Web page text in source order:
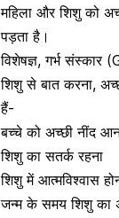
महिला और शिशु को
पड़ता है।
विशेषज्ञ, गर्भ
शिशु से बात करना,
हैं-
बच्चे को अच्छी नींद
शिशु का सतर्क रहना
शिशु में आत्मविश्वास
जन्म के समय शिशु का